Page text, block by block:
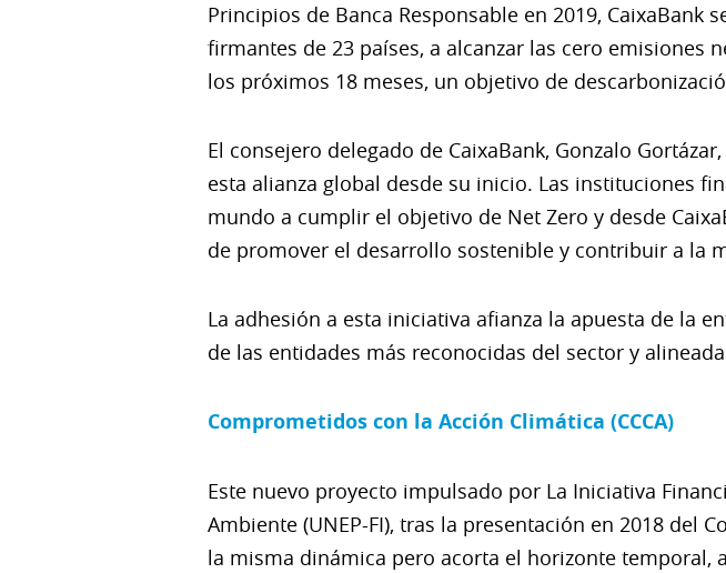
Principios de Banca Responsable en 2019,
firmantes de 23 países, a alcanzar las cero emisiones
los próximos 18 meses, un objetivo de
El consejero delegado de CaixaBank, Gonzalo
esta alianza global desde su inicio. Las instituciones
mundo a cumplir el objetivo de Net Zero y desde
de promover el desarrollo sostenible y contribuir a la
La adhesión a esta iniciativa afianza la apuesta de la
de las entidades más reconocidas del sector y
Comprometidos con la Acción Climática (CCCA)
Este nuevo proyecto impulsado por La Iniciativa
Ambiente (UNEP-FI), tras la presentación en 2018 del
la misma dinámica pero acorta el horizonte temporal,